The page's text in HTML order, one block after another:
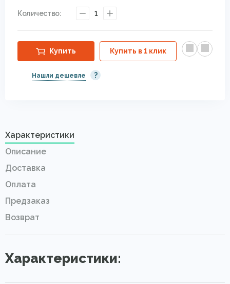
Количество: 1
Купить Купить в 1 клик
Нашли дешевле ?
Характеристики
Описание
Доставка
Оплата
Предзаказ
Возврат
Характеристики: